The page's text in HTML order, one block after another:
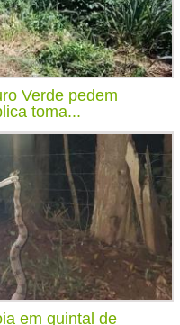
Verde pedem
toma...
em quintal de